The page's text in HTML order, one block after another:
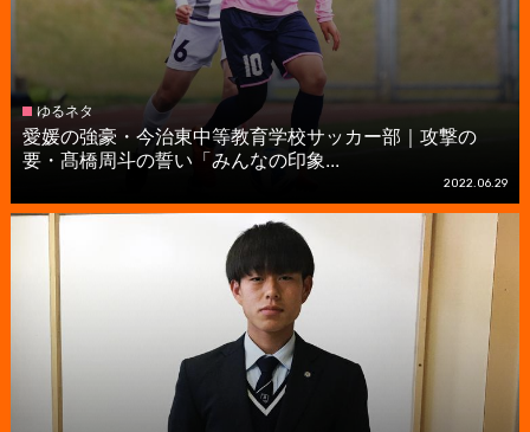
ゆるネタ
愛媛の強豪・今治東中等教育学校サッカー部｜攻撃の
要・髙橋周斗の誓い「みんなの印象...
2022.06.29